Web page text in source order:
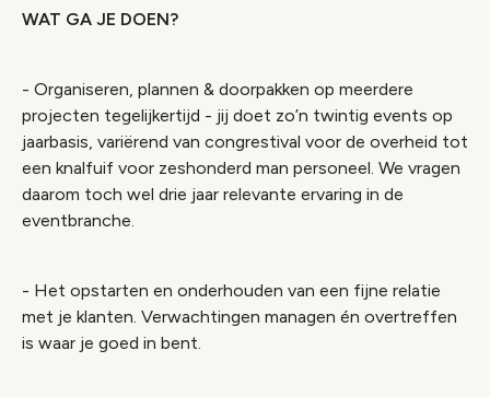
WAT GA JE DOEN?
- Organiseren, plannen & doorpakken op meerdere
projecten tegelijkertijd - jij doet zo’n twintig events op
jaarbasis, variërend van congrestival voor de overheid tot
een knalfuif voor zeshonderd man personeel. We vragen
daarom toch wel drie jaar relevante ervaring in de
eventbranche.
- Het opstarten en onderhouden van een fijne relatie
met je klanten. Verwachtingen managen én overtreffen
is waar je goed in bent.